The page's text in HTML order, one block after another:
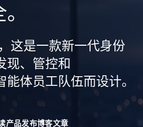
这是一款新一代身份
现、管控和
体员工队伍而设计。
产品发布博客文章